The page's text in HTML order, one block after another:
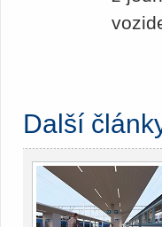
Další